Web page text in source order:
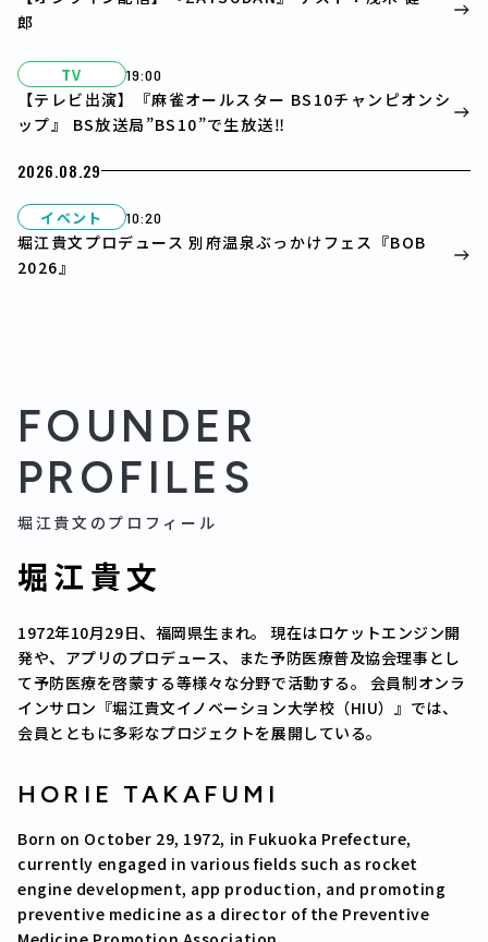
TOP
NEWS
郎
TV 19:00
【テレビ出演】『麻雀オールスター BS10チャンピオンシ
ップ』 BS放送局”BS10”で生放送‼
2026.08.29
イベント 10:20
堀江貴文プロデュース 別府温泉ぶっかけフェス『BOB
2026』
FOUNDER
PROFILES
堀江貴文のプロフィール
堀江貴文
1972年10月29日、福岡県生まれ。 現在はロケットエンジン開
発や、アプリのプロデュース、また予防医療普及協会理事とし
て予防医療を啓蒙する等様々な分野で活動する。 会員制オンラ
インサロン『堀江貴文イノベーション大学校（HIU）』では、
会員とともに多彩なプロジェクトを展開している。
HORIE TAKAFUMI
Born on October 29, 1972, in Fukuoka Prefecture,
currently engaged in various fields such as rocket
engine development, app production, and promoting
preventive medicine as a director of the Preventive